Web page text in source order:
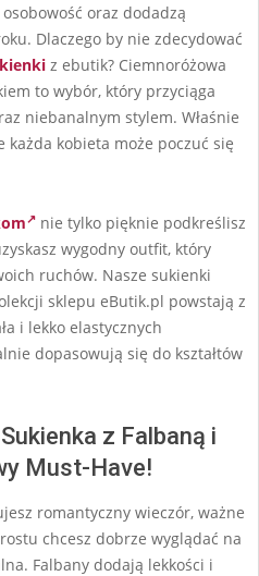
oraz dodadzą
Dlaczego by nie zdecydować
z ebutik? Ciemnoróżowa
to wybór, który przyciąga
niebanalnym stylem. Właśnie
kobieta może poczuć się
nie tylko pięknie podkreślisz
wygodny outfit, który
ruchów. Nasze sukienki
sklepu eButik.pl powstają z
i lekko elastycznych
dopasowują się do kształtów
z Falbaną i
Must-Have!
romantyczny wieczór, ważne
chcesz dobrze wyglądać na
Falbany dodają lekkości i